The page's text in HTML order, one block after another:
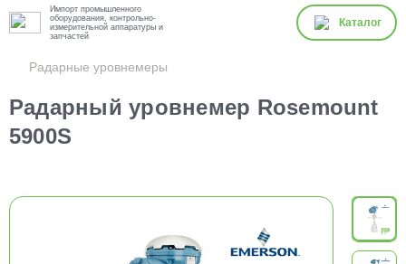
Импорт промышленного
оборудования, контрольно-
измерительной аппаратуры и
запчастей
Каталог
Радарные уровнемеры
Радарный уровнемер Rosemount
5900S